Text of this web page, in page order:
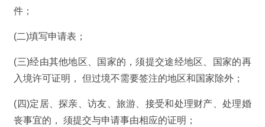
件；
(二)填写申请表；
(三)经由其他地区、国家的，须提交途经地区、国家的再
入境许可证明， 但过境不需要签注的地区和国家除外；
(四)定居、探亲、访友、旅游、接受和处理财产、处理婚
丧事宜的， 须提交与申请事由相应的证明；